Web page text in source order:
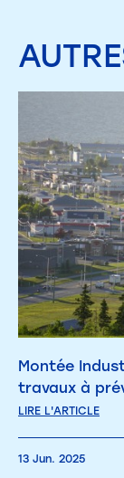
Montée
travaux à
LIRE L'ARTICLE
13 Jun. 2025